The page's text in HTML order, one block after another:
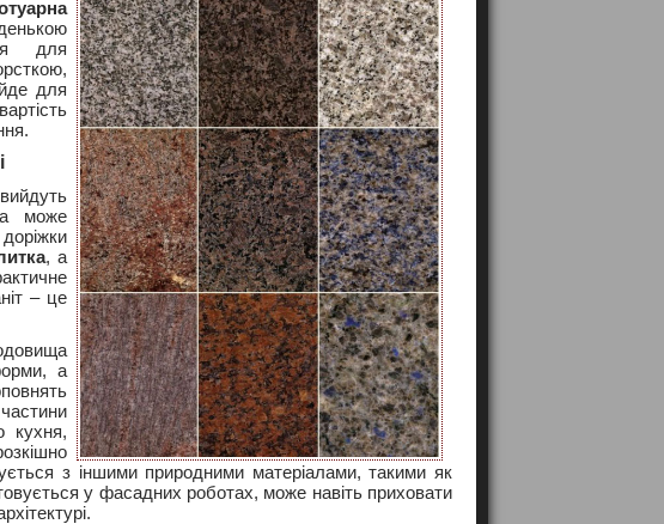
для
для
може
, а
– це
а
кухня,
з іншими природними матеріалами, такими як
у фасадних роботах, може навіть приховати